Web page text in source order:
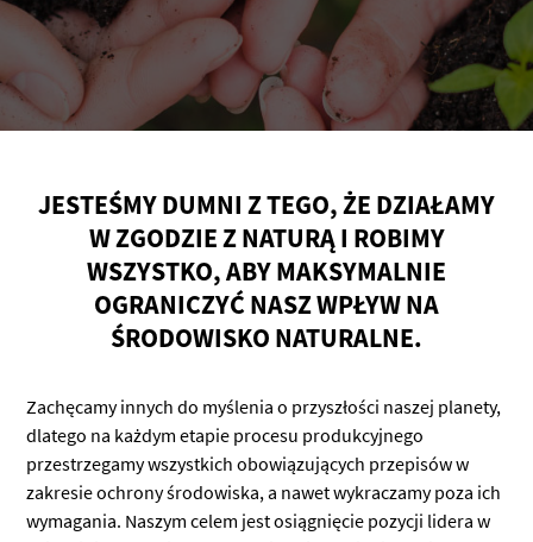
JESTEŚMY DUMNI Z TEGO, ŻE DZIAŁAMY
W ZGODZIE Z NATURĄ I ROBIMY
WSZYSTKO, ABY MAKSYMALNIE
OGRANICZYĆ NASZ WPŁYW NA
ŚRODOWISKO NATURALNE.
Zachęcamy innych do myślenia o przyszłości naszej planety,
dlatego na każdym etapie procesu produkcyjnego
przestrzegamy wszystkich obowiązujących przepisów w
zakresie ochrony środowiska, a nawet wykraczamy poza ich
wymagania. Naszym celem jest osiągnięcie pozycji lidera w